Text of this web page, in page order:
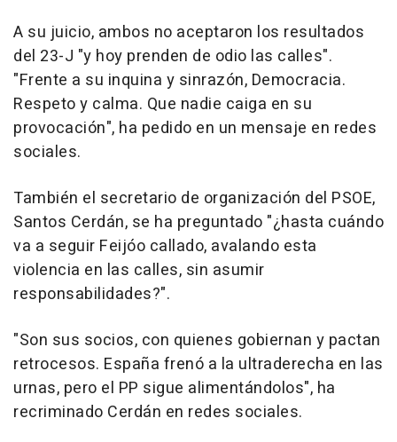
A su juicio, ambos no aceptaron los resultados
del 23-J "y hoy prenden de odio las calles".
"Frente a su inquina y sinrazón, Democracia.
Respeto y calma. Que nadie caiga en su
provocación", ha pedido en un mensaje en redes
sociales.
También el secretario de organización del PSOE,
Santos Cerdán, se ha preguntado "¿hasta cuándo
va a seguir Feijóo callado, avalando esta
violencia en las calles, sin asumir
responsabilidades?".
"Son sus socios, con quienes gobiernan y pactan
retrocesos. España frenó a la ultraderecha en las
urnas, pero el PP sigue alimentándolos", ha
recriminado Cerdán en redes sociales.